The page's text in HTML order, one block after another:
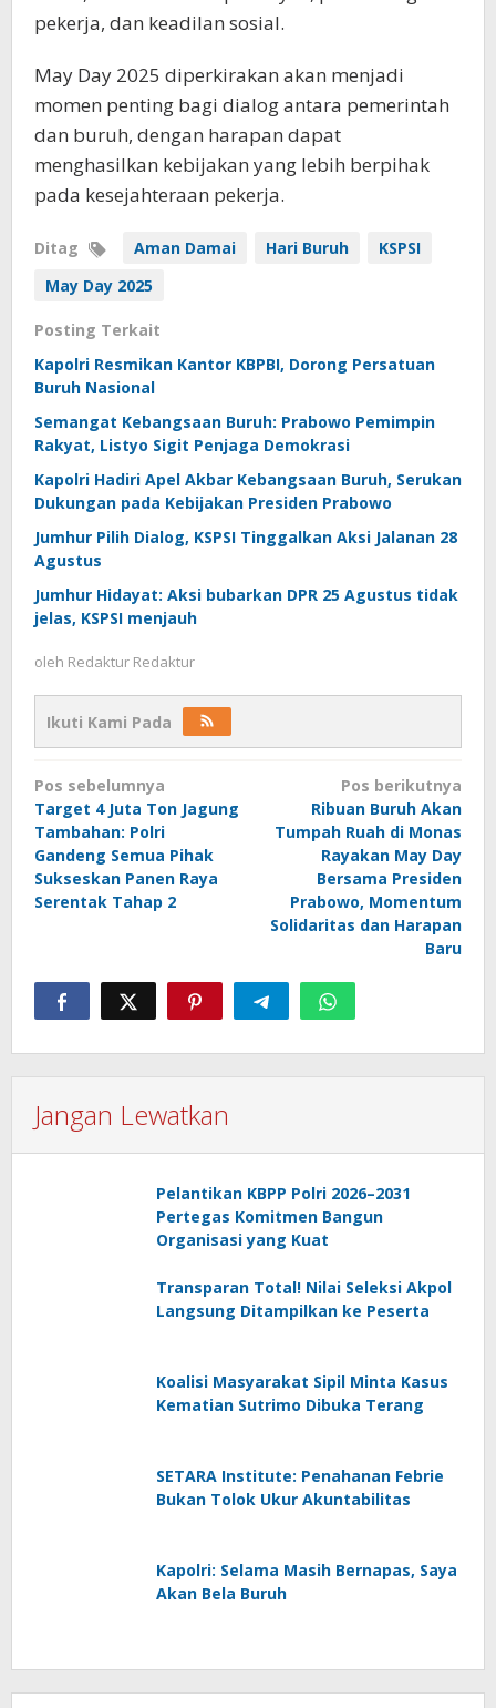
pekerja, dan keadilan sosial.
May Day 2025 diperkirakan akan menjadi
momen penting bagi dialog antara pemerintah
dan buruh, dengan harapan dapat
menghasilkan kebijakan yang lebih berpihak
pada kesejahteraan pekerja.
Ditag Aman Damai Hari Buruh
KSPSI
May Day 2025
Posting Terkait
Kapolri Resmikan Kantor KBPBI, Dorong Persatuan
Buruh Nasional
Semangat Kebangsaan Buruh: Prabowo Pemimpin
Rakyat, Listyo Sigit Penjaga Demokrasi
Kapolri Hadiri Apel Akbar Kebangsaan Buruh, Serukan
Dukungan pada Kebijakan Presiden Prabowo
Jumhur Pilih Dialog, KSPSI Tinggalkan Aksi Jalanan 28
Agustus
Jumhur Hidayat: Aksi bubarkan DPR 25 Agustus tidak
jelas, KSPSI menjauh
oleh Redaktur Redaktur
Ikuti Kami Pada
Navigasi
pos
Pos sebelumnya
Target 4 Juta Ton Jagung
Tambahan: Polri
Gandeng Semua Pihak
Sukseskan Panen Raya
Serentak Tahap 2
Pos berikutnya
Ribuan Buruh Akan
Tumpah Ruah di Monas
Rayakan May Day
Bersama Presiden
Prabowo, Momentum
Solidaritas dan Harapan
Baru
Jangan Lewatkan
Pelantikan KBPP Polri 2026–2031
Pertegas Komitmen Bangun
Organisasi yang Kuat
Transparan Total! Nilai Seleksi Akpol
Langsung Ditampilkan ke Peserta
Koalisi Masyarakat Sipil Minta Kasus
Kematian Sutrimo Dibuka Terang
SETARA Institute: Penahanan Febrie
Bukan Tolok Ukur Akuntabilitas
Kapolri: Selama Masih Bernapas, Saya
Akan Bela Buruh